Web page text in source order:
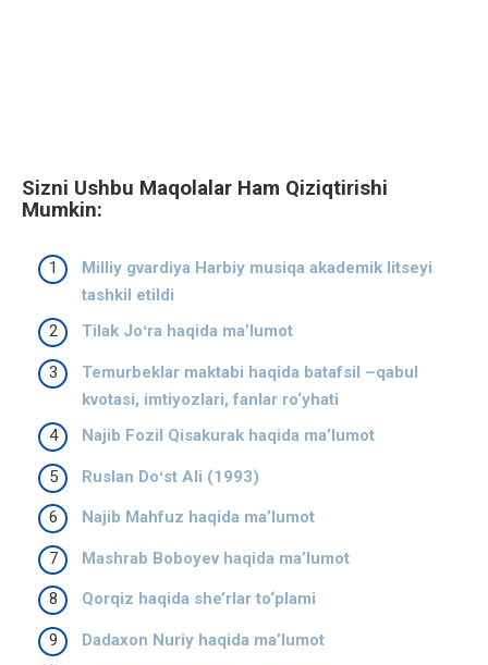
Sizni Ushbu Maqolalar Ham Qiziqtirishi
Mumkin:
Milliy gvardiya Harbiy musiqa akademik litseyi
tashkil etildi
Tilak Joʻra haqida ma’lumot
Temurbeklar maktabi haqida batafsil –qabul
kvotasi, imtiyozlari, fanlar ro‘yhati
Najib Fozil Qisakurak haqida ma’lumot
Ruslan Doʻst Ali (1993)
Najib Mahfuz haqida ma’lumot
Mashrab Boboyev haqida ma’lumot
Qorqiz haqida she’rlar to‘plami
Dadaxon Nuriy haqida ma’lumot